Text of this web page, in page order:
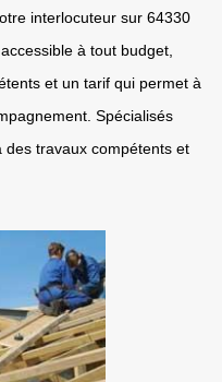
interlocuteur sur 64330
à tout budget,
et un tarif qui permet à
Spécialisés
travaux compétents et